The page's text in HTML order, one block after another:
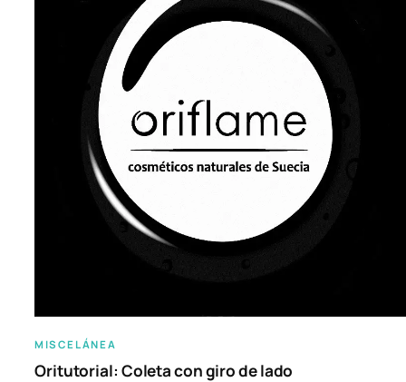
MISCELÁNEA
Oritutorial: Coleta con giro de lado